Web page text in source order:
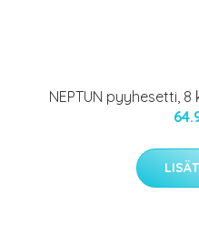
NEPTUN pyyhesetti,